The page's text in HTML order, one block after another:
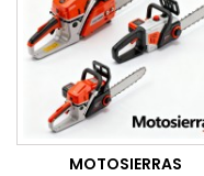
MOTOSIERRAS